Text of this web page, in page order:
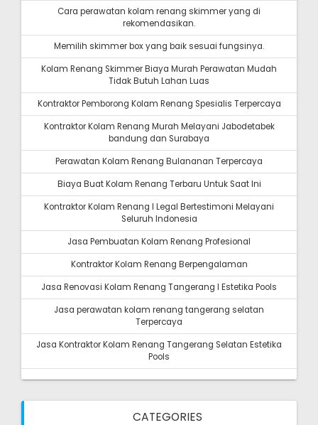
Cara perawatan kolam renang skimmer yang di
rekomendasikan.
Memilih skimmer box yang baik sesuai fungsinya.
Kolam Renang Skimmer Biaya Murah Perawatan Mudah
Tidak Butuh Lahan Luas
Kontraktor Pemborong Kolam Renang Spesialis Terpercaya
Kontraktor Kolam Renang Murah Melayani Jabodetabek
bandung dan Surabaya
Perawatan Kolam Renang Bulananan Terpercaya
Biaya Buat Kolam Renang Terbaru Untuk Saat Ini
Kontraktor Kolam Renang I Legal Bertestimoni Melayani
Seluruh Indonesia
Jasa Pembuatan Kolam Renang Profesional
Kontraktor Kolam Renang Berpengalaman
Jasa Renovasi Kolam Renang Tangerang I Estetika Pools
Jasa perawatan kolam renang tangerang selatan
Terpercaya
Jasa Kontraktor Kolam Renang Tangerang Selatan Estetika
Pools
CATEGORIES